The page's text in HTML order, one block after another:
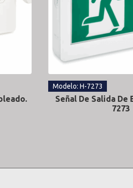
Modelo: H-7273
Señal De Salida De
7273